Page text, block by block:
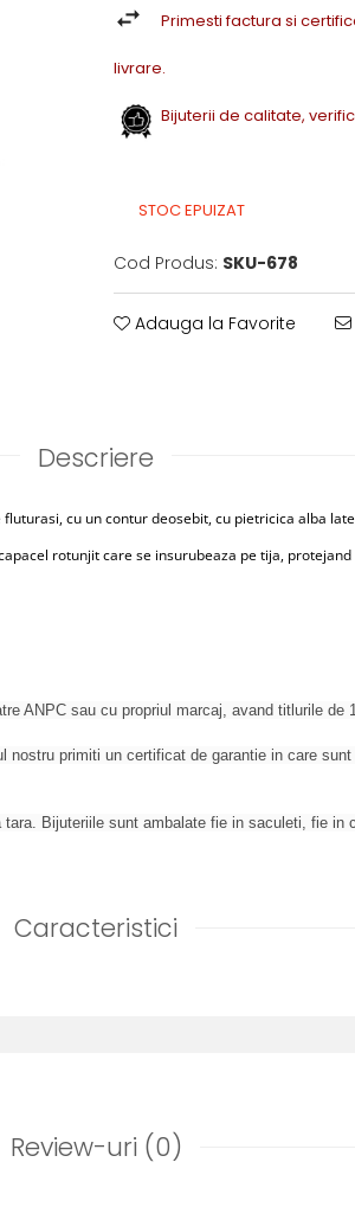
Primesti factura si
livrare.
Bijuterii de calitate,
STOC EPUIZAT
Cod Produs: SKU-678
Adauga la Favorite
Descriere
fluturasi, cu un contur deosebit, cu pietricica alba
rotunjit care se insurubeaza pe tija,
ANPC sau cu propriul marcaj, avand titlurile de
nostru primiti un certificat de garantie in care sunt
Bijuteriile sunt ambalate fie in saculeti, fie in
Caracteristici
Review-uri (0)